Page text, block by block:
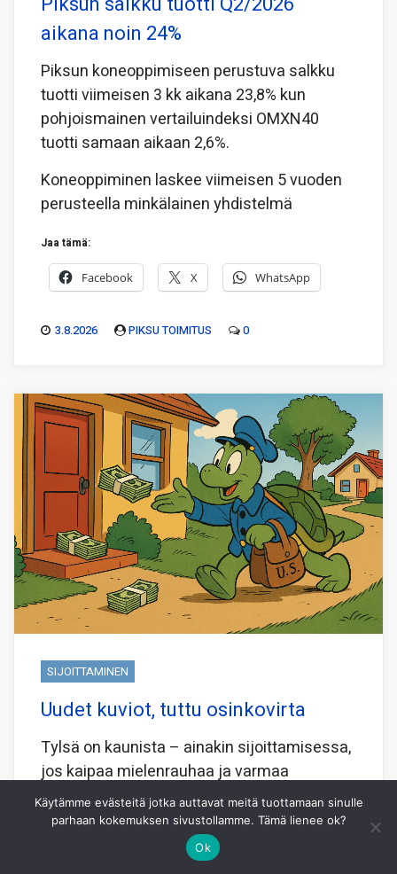
aikana noin 24%
Piksun koneoppimiseen perustuva salkku
tuotti viimeisen 3 kk aikana 23,8% kun
pohjoismainen vertailuindeksi OMXN40
tuotti samaan aikaan 2,6%.
Koneoppiminen laskee viimeisen 5 vuoden
perusteella minkälainen yhdistelmä
Jaa tämä:
Facebook X WhatsApp
3.8.2026 PIKSU TOIMITUS 0
SIJOITTAMINEN
Uudet kuviot, tuttu osinkovirta
Tylsä on kaunista – ainakin sijoittamisessa,
jos kaipaa mielenrauhaa ja varmaa
mukavaa tuloa. Ja vielä sellaista, joka kilisee
suoraan tilille osakekurssia murehtimatta.
Parhaat teleoperaattorit täyttävät kriteerit,
Käytämme evästeitä jotka auttavat meitä tuottamaan sinulle
parhaan kokemuksen sivustollamme. Tämä lienee ok?
Ok